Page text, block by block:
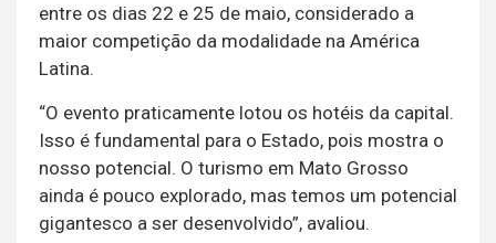
entre os dias 22 e 25 de maio, considerado a
maior competição da modalidade na América
Latina.
“O evento praticamente lotou os hotéis da capital.
Isso é fundamental para o Estado, pois mostra o
nosso potencial. O turismo em Mato Grosso
ainda é pouco explorado, mas temos um potencial
gigantesco a ser desenvolvido”, avaliou.